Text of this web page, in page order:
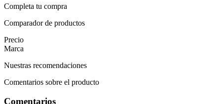
Tanque de
Tipo de Asiento
Biplaza
Tipo de Combustible
Torque máximo
Mostrar más
Completa tu compra
Comparador de productos
Precio
Marca
Nuestras recomendaciones
Comentarios sobre el producto
Comentarios